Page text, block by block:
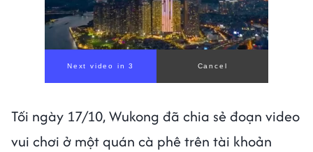
Next video in 1 Cancel
Tối ngày 17/10, Wukong đã chia sẻ đoạn video
vui chơi ở một quán cà phê trên tài khoản